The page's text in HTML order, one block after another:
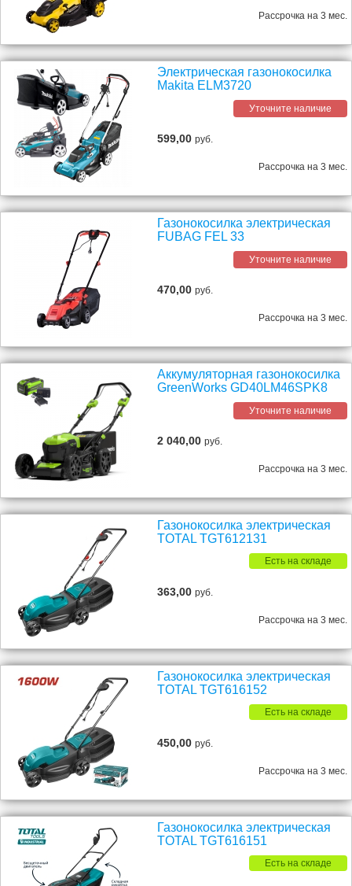
Рассрочка на 3 мес.
Электрическая газонокосилка
Makita ELM3720
Уточните наличие
599,00руб.
Рассрочка на 3 мес.
Газонокосилка электрическая
FUBAG FEL 33
Уточните наличие
470,00руб.
Рассрочка на 3 мес.
Аккумуляторная газонокосилка
GreenWorks GD40LM46SPK8
Уточните наличие
2 040,00руб.
Рассрочка на 3 мес.
Газонокосилка электрическая
TOTAL TGT612131
Есть на складе
363,00руб.
Рассрочка на 3 мес.
Газонокосилка электрическая
TOTAL TGT616152
Есть на складе
450,00руб.
Рассрочка на 3 мес.
Газонокосилка электрическая
TOTAL TGT616151
Есть на складе